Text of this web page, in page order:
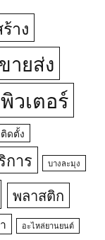
าง
ายส่ง
วเตอร์
ติดตั้ง
การ บางละมุง
พลาสติก
อะไหล่ยานยนต์